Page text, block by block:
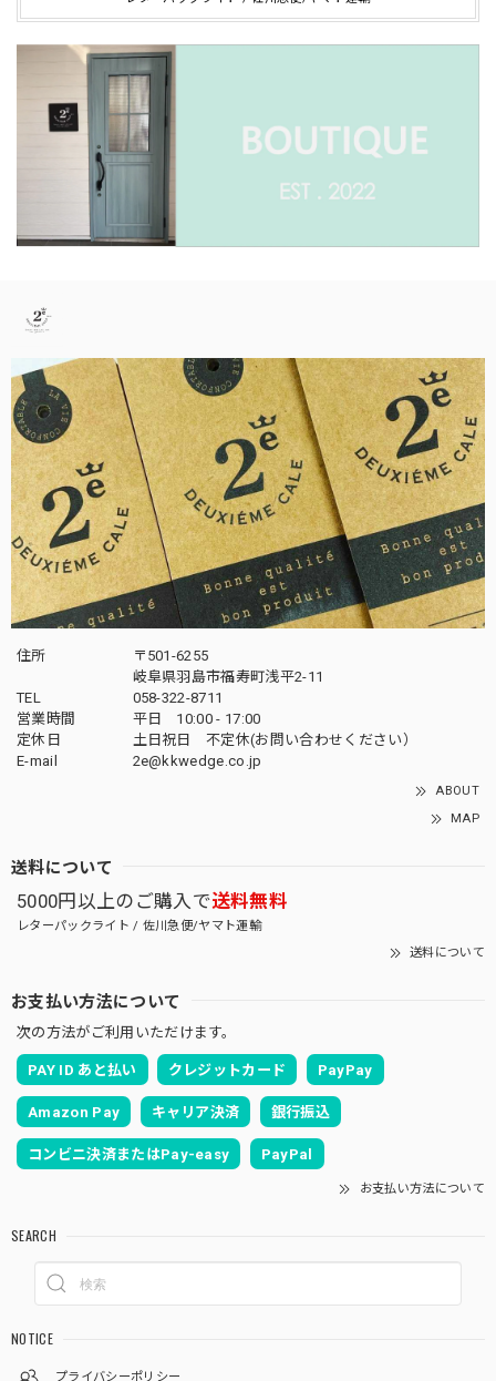
住所
〒501-6255
岐阜県羽島市福寿町浅平2-11
TEL
058-322-8711
営業時間
平日 10:00 - 17:00
定休日
土日祝日 不定休(お問い合わせください）
E-mail
2e@kkwedge.co.jp
ABOUT
MAP
送料について
5000円以上のご購入で送料無料
レターパックライト / 佐川急便/ヤマト運輸
送料について
お支払い方法について
次の方法がご利用いただけます。
PAY ID あと払い クレジットカード PayPay
Amazon Pay キャリア決済 銀行振込
コンビニ決済またはPay-easy PayPal
お支払い方法について
SEARCH
NOTICE
プライバシーポリシー